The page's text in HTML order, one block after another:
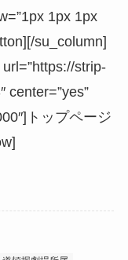
1px 1px
su_column]
strip-
center=”yes”
トップページ